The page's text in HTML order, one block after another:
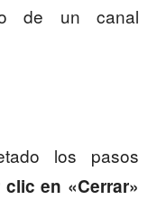
de un canal
los pasos
clic en «Cerrar»